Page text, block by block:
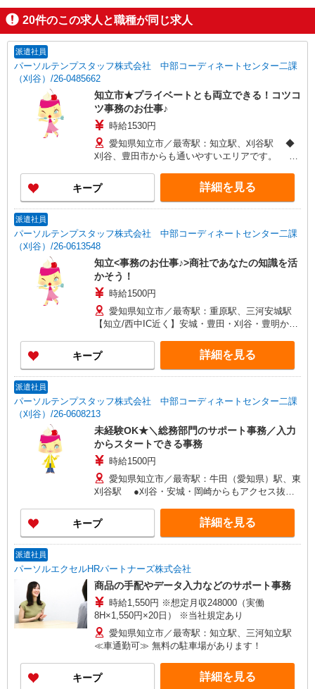
20件のこの求人と職種が同じ求人
派遣社員
パーソルテンプスタッフ株式会社 中部コーディネートセンター二課
（刈谷）/26-0485662
知立市★プライベートとも両立できる！コツコ
ツ事務のお仕事♪
時給1530円
愛知県知立市／最寄駅：知立駅、刈谷駅 ◆
刈谷、豊田市からも通いやすいエリアです。 ≪
キープ 詳細を見る
派遣社員
パーソルテンプスタッフ株式会社 中部コーディネートセンター二課
（刈谷）/26-0613548
知立<事務のお仕事♪>商社であなたの知識を活
かそう！
時給1500円
愛知県知立市／最寄駅：重原駅、三河安城駅
【知立/西中IC近く】安城・豊田・刈谷・豊明から
ご用意あります
キープ 詳細を見る
派遣社員
パーソルテンプスタッフ株式会社 中部コーディネートセンター二課
（刈谷）/26-0608213
未経験OK★＼総務部門のサポート事務／入力
からスタートできる事務
時給1500円
愛知県知立市／最寄駅：牛田（愛知県）駅、東
刈谷駅 ●刈谷・安城・岡崎からもアクセス抜
キープ 詳細を見る
派遣社員
パーソルエクセルHRパートナーズ株式会社
商品の手配やデータ入力などのサポート事務
時給1,550円 ※想定月収248000（実働
8H×1,550円×20日） ※当社規定あり
愛知県知立市／最寄駅：知立駅、三河知立駅
≪車通勤可≫ 無料の駐車場があります！
キープ 詳細を見る